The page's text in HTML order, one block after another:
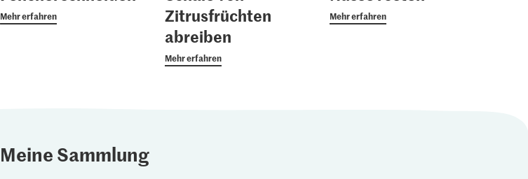
Mehr erfahren
Zitrusfrüchten
abreiben
Mehr erfahren
Mehr erfahren
Meine Sammlung